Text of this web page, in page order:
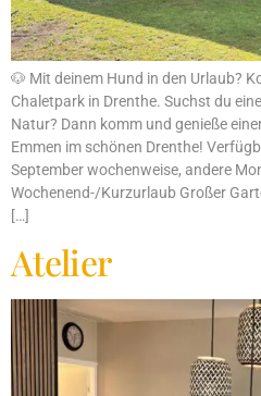
🐶 Mit deinem Hund in den Urlaub?
Chaletpark in Drenthe. Suchst du
Natur? Dann komm und genieße
Emmen im schönen Drenthe!
September wochenweise, andere
Wochenend-/Kurzurlaub Großer
[…]
Atelier